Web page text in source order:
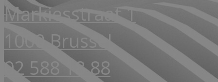
Markiesstraat 1
1000 Brussel
02 588 18 88